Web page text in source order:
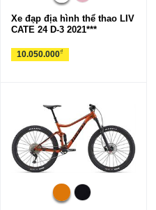
Xe đạp địa hình thể thao LIV
CATE 24 D-3 2021***
10.050.000₫